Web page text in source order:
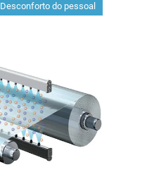
Desconforto do pessoal